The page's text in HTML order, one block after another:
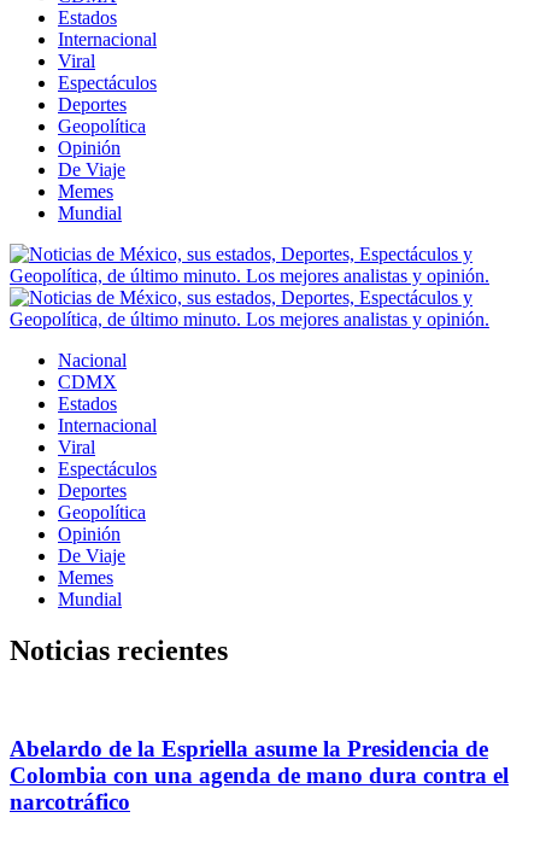
Estados
Internacional
Viral
Espectáculos
Deportes
Geopolítica
Opinión
De Viaje
Memes
Mundial
Nacional
CDMX
Estados
Internacional
Viral
Espectáculos
Deportes
Geopolítica
Opinión
De Viaje
Memes
Mundial
Noticias recientes
Abelardo de la Espriella asume la Presidencia de
Colombia con una agenda de mano dura contra el
narcotráfico